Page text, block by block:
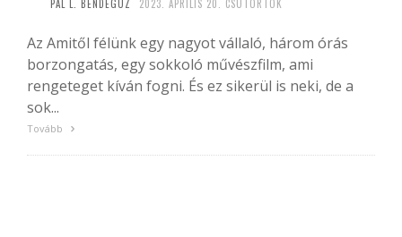
PÁL L. BENDEGÚZ 2023. ÁPRILIS 20. CSÜTÖRTÖK
Az Amitől félünk egy nagyot vállaló, három órás
borzongatás, egy sokkoló művészfilm, ami
rengeteget kíván fogni. És ez sikerül is neki, de a
sok...
Tovább